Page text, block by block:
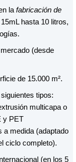
la fabricación de
hasta 10 litros,
(desde
de 15.000 m².
tipos:
multicapa o
y PET
a medida (adaptado
ciclo completo).
(en los 5